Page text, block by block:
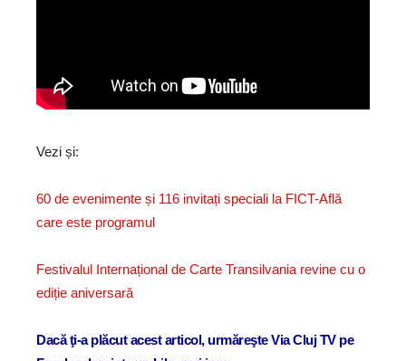
Vezi și:
60 de evenimente și 116 invitați speciali la FICT-Află
care este programul
Festivalul Internațional de Carte Transilvania revine cu o
ediție aniversară
Dacă ţi-a plăcut acest articol, urmăreşte Via Cluj TV pe